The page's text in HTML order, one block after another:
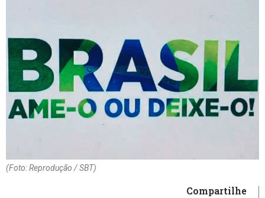
(Foto: Reprodução / SBT)
Compartilhe